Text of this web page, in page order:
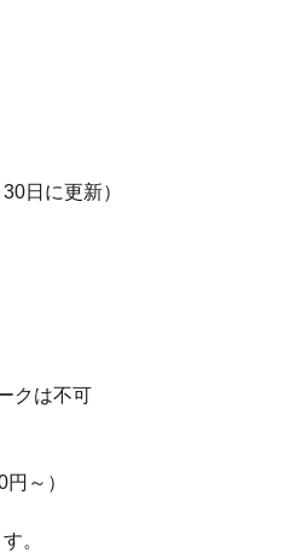
日に更新）
クは不可
～）
。